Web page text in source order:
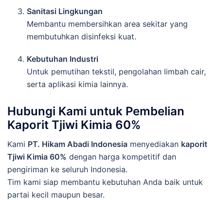
Sanitasi Lingkungan
Membantu membersihkan area sekitar yang
membutuhkan disinfeksi kuat.
Kebutuhan Industri
Untuk pemutihan tekstil, pengolahan limbah cair,
serta aplikasi kimia lainnya.
Hubungi Kami untuk Pembelian
Kaporit Tjiwi Kimia 60%
Kami PT. Hikam Abadi Indonesia menyediakan kaporit
Tjiwi Kimia 60% dengan harga kompetitif dan
pengiriman ke seluruh Indonesia.
Tim kami siap membantu kebutuhan Anda baik untuk
partai kecil maupun besar.